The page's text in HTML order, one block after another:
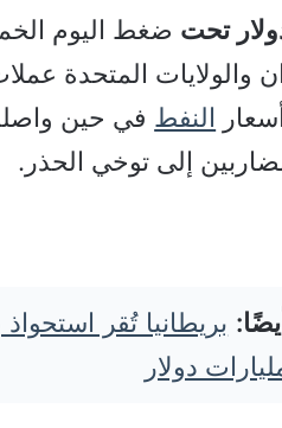
تحت ضغط اليوم
والولايات المتحدة
النفط في حين
إلى توخي الحذر.
بريطانيا تُقر